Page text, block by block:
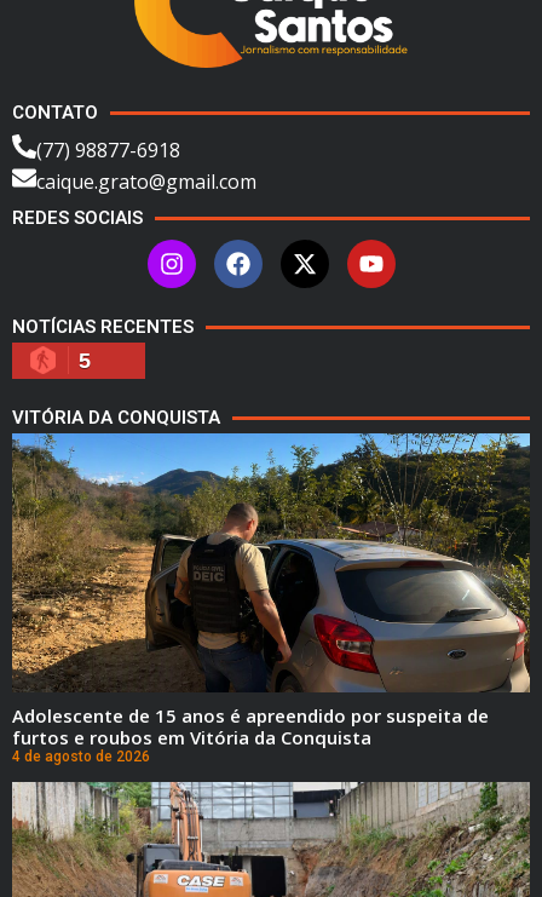
CONTATO
(77) 98877-6918
caique.grato@gmail.com
REDES SOCIAIS
NOTÍCIAS RECENTES
5
VITÓRIA DA CONQUISTA
Adolescente de 15 anos é apreendido por suspeita de
furtos e roubos em Vitória da Conquista
4 de agosto de 2026